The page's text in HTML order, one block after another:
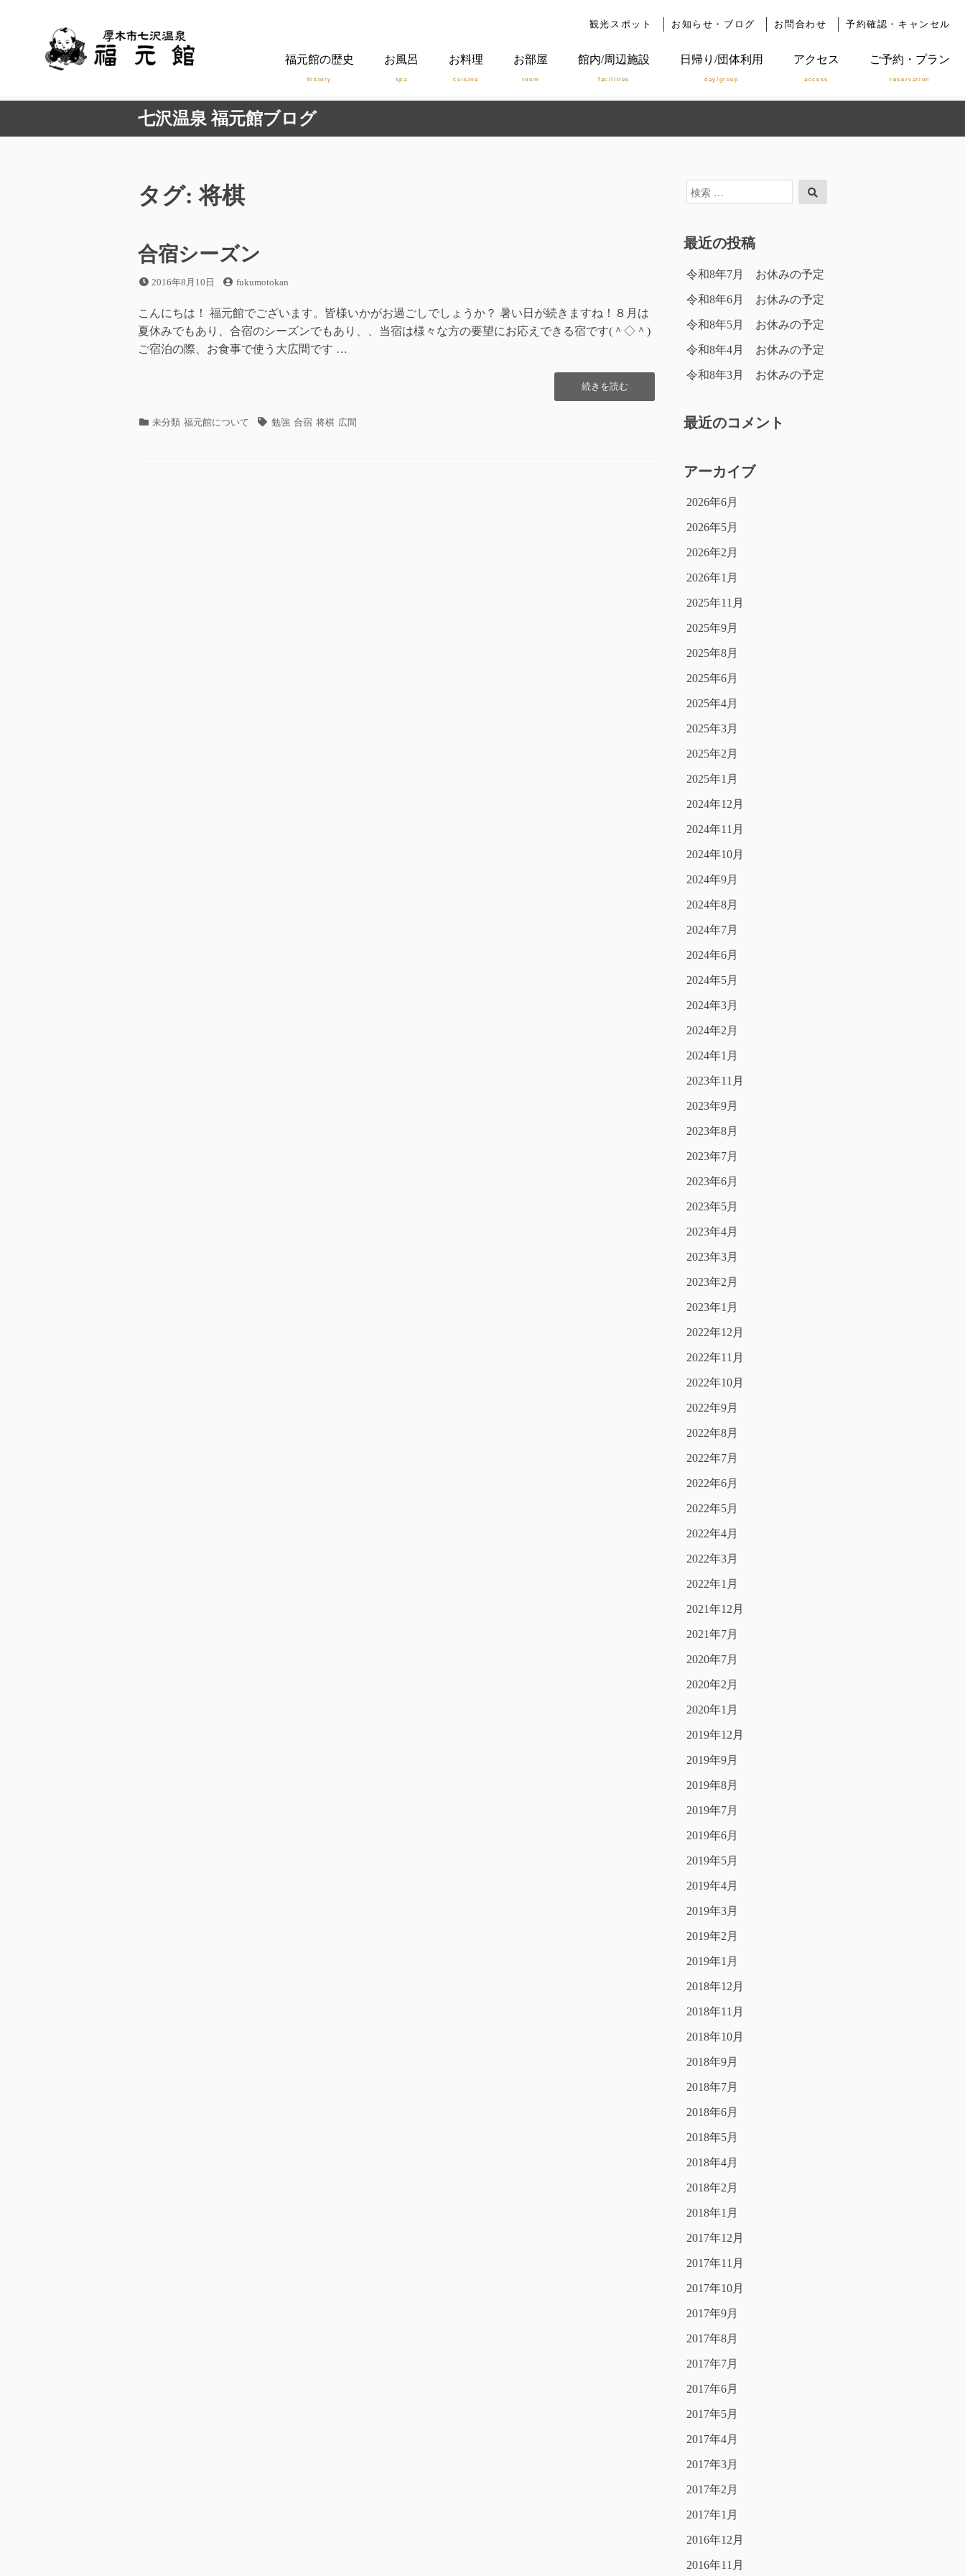
観光スポット お知らせ・ブログ お問合わせ 予約確認・キャンセル
福元館の歴史
history
お風呂
spa
お料理
cuisine
お部屋
room
館内/周辺施設
facilities
日帰り/団体利用
day/group
アクセス
access
ご予約・プラン
reservation
へ
キ
七沢温泉 福元館ブログ
タグ:将棋
合宿シーズン
投
日
2016年8月10日
投
者
fukumotokan
こんにちは！ 福元館でございます。皆様いかがお過ごしでしょうか？ 暑い日が続きますね！８月は
夏休みでもあり、合宿のシーズンでもあり、、当宿は様々な方の要望にお応えできる宿です(＾◇＾)
ご宿泊の際、お食事で使う大広間です …
“合
宿
続きを読む
カ 未分類 福元館について
タ 勉強 合宿 将棋 広間
検
索
索
最近の投稿
令和8年7月 お休みの予定
令和8年6月 お休みの予定
令和8年5月 お休みの予定
令和8年4月 お休みの予定
令和8年3月 お休みの予定
最近のコメント
アーカイブ
2026年6月
2026年5月
2026年2月
2026年1月
2025年11月
2025年9月
2025年8月
2025年6月
2025年4月
2025年3月
2025年2月
2025年1月
2024年12月
2024年11月
2024年10月
2024年9月
2024年8月
2024年7月
2024年6月
2024年5月
2024年3月
2024年2月
2024年1月
2023年11月
2023年9月
2023年8月
2023年7月
2023年6月
2023年5月
2023年4月
2023年3月
2023年2月
2023年1月
2022年12月
2022年11月
2022年10月
2022年9月
2022年8月
2022年7月
2022年6月
2022年5月
2022年4月
2022年3月
2022年1月
2021年12月
2021年7月
2020年7月
2020年2月
2020年1月
2019年12月
2019年9月
2019年8月
2019年7月
2019年6月
2019年5月
2019年4月
2019年3月
2019年2月
2019年1月
2018年12月
2018年11月
2018年10月
2018年9月
2018年7月
2018年6月
2018年5月
2018年4月
2018年2月
2018年1月
2017年12月
2017年11月
2017年10月
2017年9月
2017年8月
2017年7月
2017年6月
2017年5月
2017年4月
2017年3月
2017年2月
2017年1月
2016年12月
2016年11月